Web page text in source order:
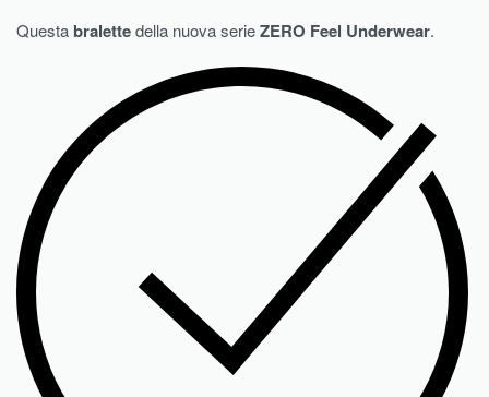
Questa bralettedella nuova serieZERO Feel Underwear.